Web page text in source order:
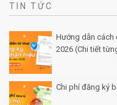
TIN TỨC
Hướng dẫn cách
2026 (Chi tiết
Chi phí đăng ký